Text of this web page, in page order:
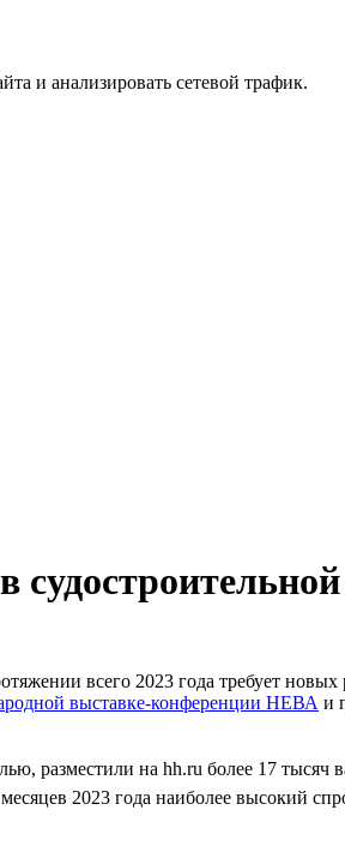
и анализировать сетевой трафик.
всего 2023 года требует
выставке-конференции НЕВА и
разместили на hh.ru более 17
2023 года наиболее высокий